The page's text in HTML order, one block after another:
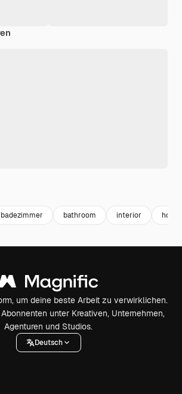
badezimmer bathroom interior
um deine beste Arbeit zu verwirklichen.
unter Kreativen, Unternehmen,
Agenturen und Studios.
Deutsch